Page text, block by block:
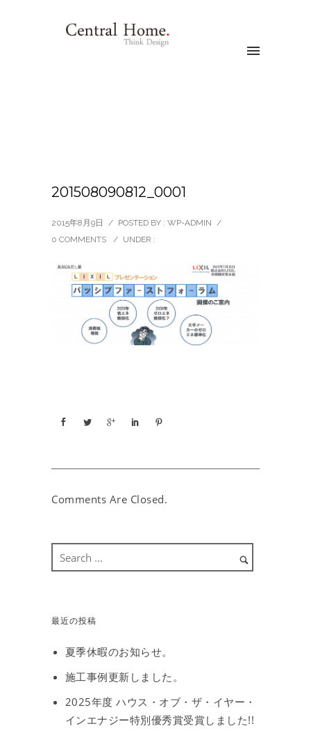
201508090812_0001
2015年8月9日 / POSTED BY : WP-ADMIN /
0 COMMENTS
/ UNDER :
Comments Are Closed.
最近の投稿
夏季休暇のお知らせ。
施工事例更新しました。
2025年度 ハウス・オブ・ザ・イヤー・
インエナジー特別優秀賞受賞しました!!